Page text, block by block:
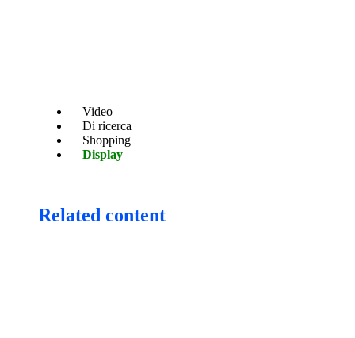
Video
Di ricerca
Shopping
Display
Related content